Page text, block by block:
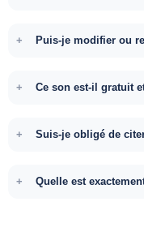
Puis-je modifier ou
Ce son est-il gratuit
Suis-je obligé de
Quelle est